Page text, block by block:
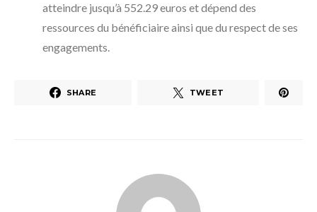
atteindre jusqu’à 552.29 euros et dépend des
ressources du bénéficiaire ainsi que du respect de ses
engagements.
SHARE TWEET